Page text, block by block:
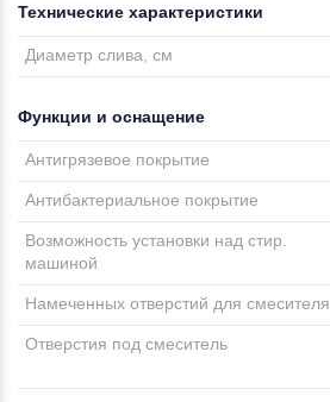
Технические характеристики
Диаметр слива, см
Функции и оснащение
Антигрязевое покрытие
Антибактериальное покрытие
Возможность установки над стир.
машиной
Намеченных отверстий для смесителя
Отверстия под смеситель